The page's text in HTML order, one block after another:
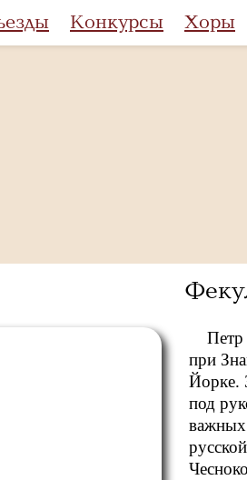
Конкурсы Хоры
Петр
при
Йорке.
под